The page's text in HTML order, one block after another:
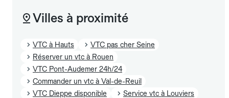
Villes à proximité
VTC à Hauts
VTC pas cher Seine
Réserver un vtc à Rouen
VTC Pont-Audemer 24h/24
Commander un vtc à Val-de-Reuil
VTC Dieppe disponible
Service vtc à Louviers